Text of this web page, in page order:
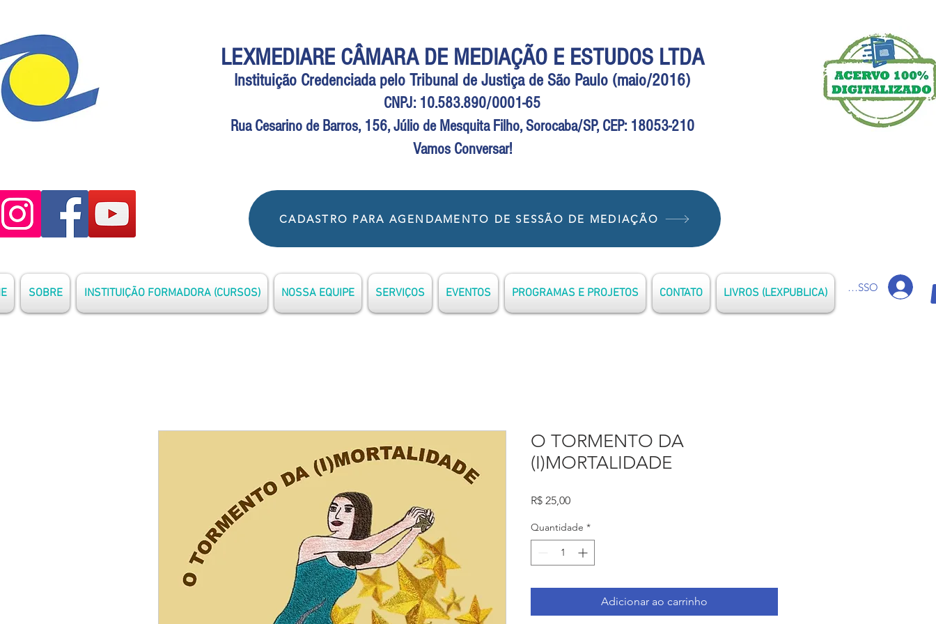
LEXMEDIARE CÂMARA DE MEDIAÇÃO E ESTUDOS LTDA
Instituição Credenciada pelo Tribunal de Justiça de São Paulo (maio/2016)
CNPJ: 10.583.890/0001-65
Rua Cesarino de Barros, 156, Júlio de Mesquita Filho, Sorocaba/SP, CEP: 18053-210
Vamos Conversar!
CADASTRO PARA AGENDAMENTO DE SESSÃO DE MEDIAÇÃO
SOBRE INSTITUIÇÃO FORMADORA (CURSOS) NOSSA EQUIPE SERVIÇOS EVENTOS PROGRAMAS E PROJETOS CONTATO LIVROS (LEXPUBLICA) ACESSO
O TORMENTO DA
(I)MORTALIDADE
R$ 25,00Preço
Quantidade *
Adicionar ao carrinho